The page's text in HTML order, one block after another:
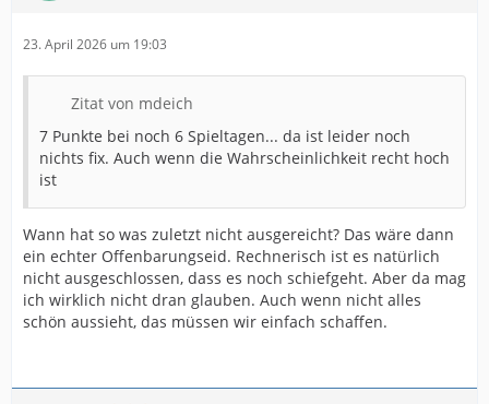
23. April 2026 um 19:03
Zitat von mdeich
7 Punkte bei noch 6 Spieltagen... da ist leider noch
nichts fix. Auch wenn die Wahrscheinlichkeit recht hoch
ist
Wann hat so was zuletzt nicht ausgereicht? Das wäre dann
ein echter Offenbarungseid. Rechnerisch ist es natürlich
nicht ausgeschlossen, dass es noch schiefgeht. Aber da mag
ich wirklich nicht dran glauben. Auch wenn nicht alles
schön aussieht, das müssen wir einfach schaffen.